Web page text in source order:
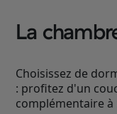
La
Choisissez de
: profitez d'un
complémentaire à